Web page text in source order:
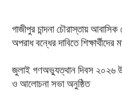
গাজীপুর চান্দনা চৌরাস্তায়
অপরাধ বন্ধের দাবিতে শিক্ষার্থীদের
জুলাই গণঅভ্যুত্থান দিবস ২০২৬
ও আলোচনা সভা অনুষ্ঠিত